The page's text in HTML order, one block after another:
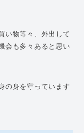
い物等々、外出して
会も多々あると思い
の身を守っています